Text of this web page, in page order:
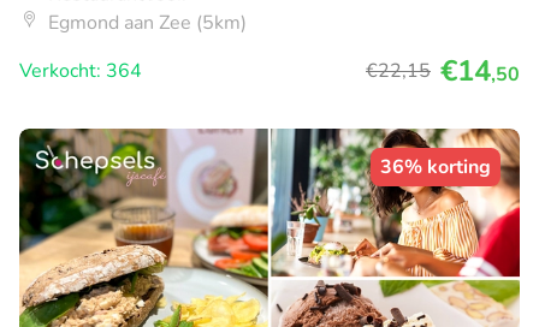
Egmond aan Zee (5km)
Verkocht: 364
€22,15 €14,50
36% korting